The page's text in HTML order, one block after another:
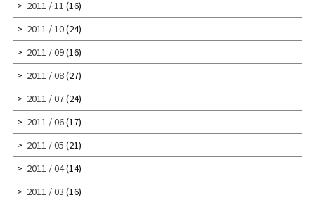
2011 / 11 (16)
2011 / 10(24)
2011 / 09(16)
2011 / 08(27)
2011 / 07(24)
2011 / 06(17)
2011 / 05 (21)
2011 / 04(14)
2011 / 03 (16)